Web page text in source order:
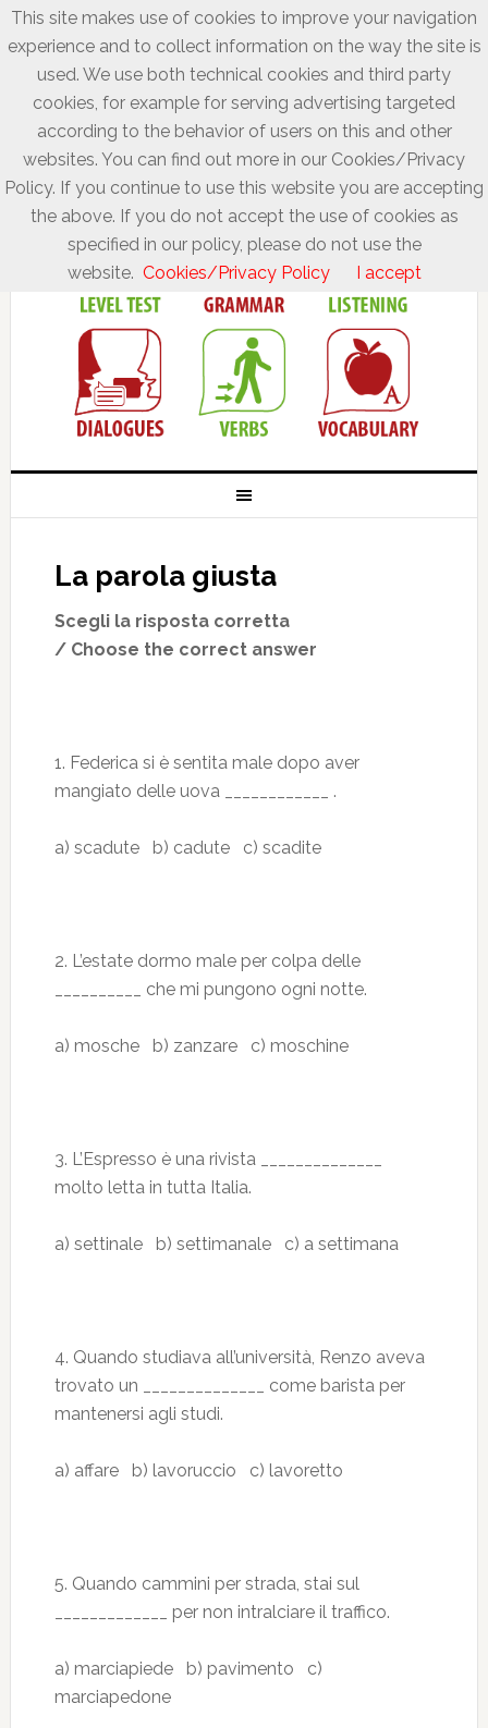
La parola giusta
Scegli la risposta corretta
/ Choose the correct answer
1. Federica si è sentita male dopo aver
mangiato delle uova ____________ .
a) scadute b) cadute c) scadite
2. L’estate dormo male per colpa delle
__________ che mi pungono ogni notte.
a) mosche b) zanzare c) moschine
3. L’Espresso è una rivista ______________
molto letta in tutta Italia.
a) settinale b) settimanale c) a settimana
4. Quando studiava all’università, Renzo aveva
trovato un ______________ come barista per
mantenersi agli studi.
a) affare b) lavoruccio c) lavoretto
5. Quando cammini per strada, stai sul
_____________ per non intralciare il traffico.
a) marciapiede b) pavimento c)
marciapedone
This site makes use of cookies to improve your navigation
experience and to collect information on the way the site is
used. We use both technical cookies and third party
cookies, for example for serving advertising targeted
according to the behavior of users on this and other
websites. You can find out more in our Cookies/Privacy
Policy. If you continue to use this website you are accepting
the above. If you do not accept the use of cookies as
specified in our policy, please do not use the
website. Cookies/Privacy Policy I accept